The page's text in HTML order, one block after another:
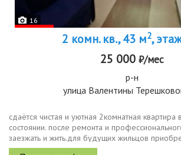
16
2 комн. кв., 43 м2,
25 000 ₽/мес
р-н
улица Валентины
сдаётся чистая и уютная 2комнатная квартира
состоянии. после ремонта и
заезжать и жить.для будущих жильцов
раскладной диван спальное место 140190